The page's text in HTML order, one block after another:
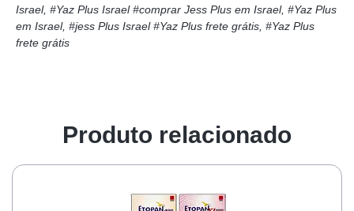
Israel, #Yaz Plus Israel #comprar Jess Plus em Israel, #Yaz Plus
em Israel, #jess Plus Israel #Yaz Plus frete grátis, #Yaz Plus
frete grátis
Produto relacionado